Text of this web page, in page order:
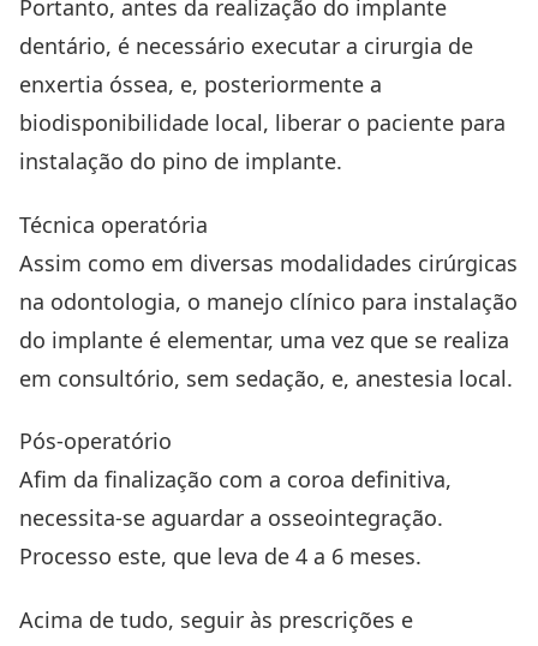
Portanto, antes da realização do implante
dentário, é necessário executar a cirurgia de
enxertia óssea, e, posteriormente a
biodisponibilidade local, liberar o paciente para
instalação do pino de implante.
Técnica operatória
Assim como em diversas modalidades cirúrgicas
na odontologia, o manejo clínico para instalação
do implante é elementar, uma vez que se realiza
em consultório, sem sedação, e, anestesia local.
Pós-operatório
Afim da finalização com a coroa definitiva,
necessita-se aguardar a osseointegração.
Processo este, que leva de 4 a 6 meses.
Acima de tudo, seguir às prescrições e